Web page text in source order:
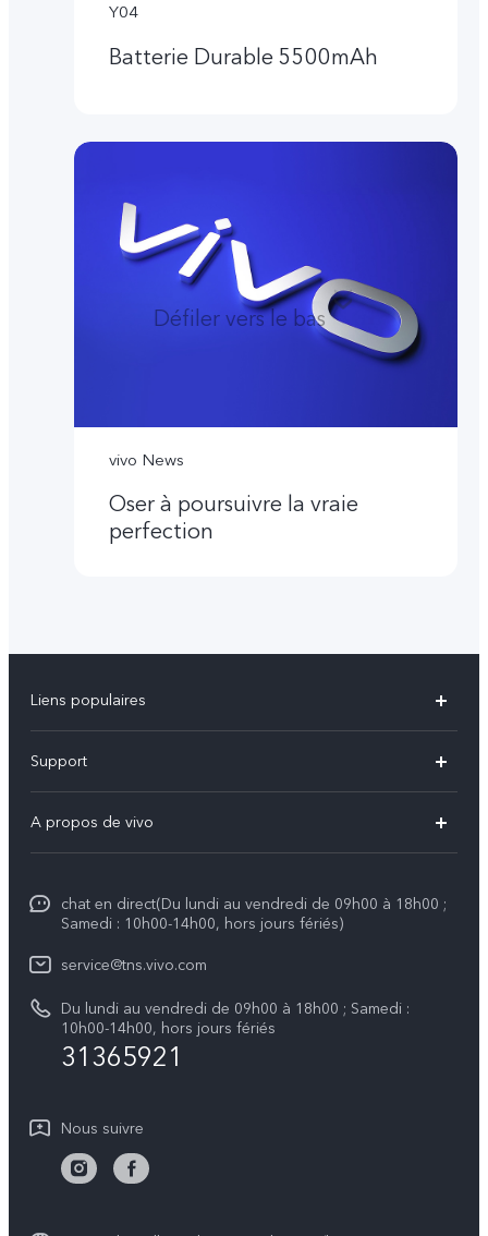
Défiler vers le bas
Y04
Batterie Durable 5500mAh
vivo News
Oser à poursuivre la vraie
perfection
Liens populaires
Y31 5G
V70
Y21d
Y29
Support
Centre de services
Authentification IMEI
A propos de vivo
Legal Notice
À propos de vivo
Centre de confidentialité vivo
Durabilité
chat en direct(Du lundi au vendredi de 09h00 à 18h00 ;
Samedi : 10h00-14h00, hors jours fériés)
service@tns.vivo.com
Du lundi au vendredi de 09h00 à 18h00 ; Samedi :
10h00-14h00, hors jours fériés
31365921
Nous suivre